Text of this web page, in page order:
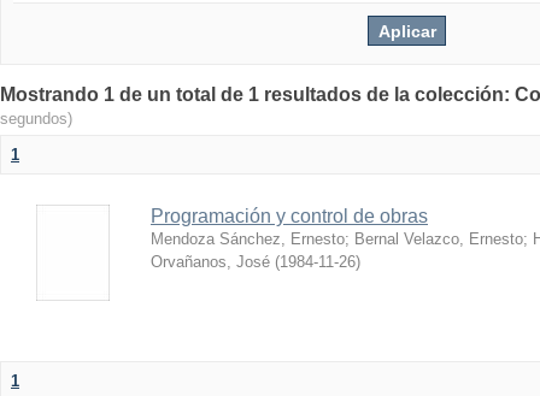
Mostrando 1 de un total de 1 resultados de la colección:
segundos)
1
Programación y control de obras
Mendoza Sánchez, Ernesto; Bernal Velazco, Ernesto;
Orvañanos, José (1984-11-26)
1